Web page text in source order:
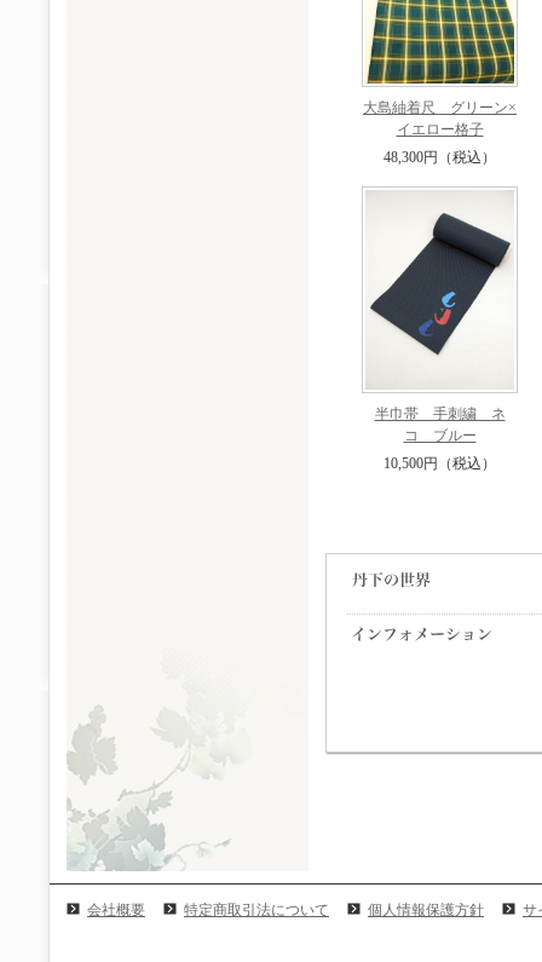
大島紬着尺 グリーン×
イエロー格子
48,300円（税込）
半巾帯 手刺繍 ネ
コ ブルー
10,500円（税込）
会社概要 特定商取引法について 個人情報保護方針 サ